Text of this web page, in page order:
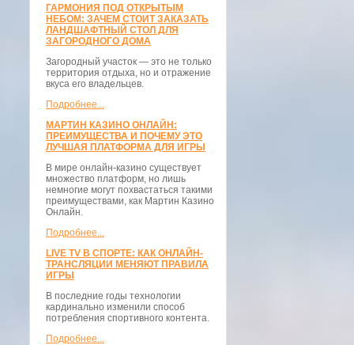
ГАРМОНИЯ ПОД ОТКРЫТЫМ
НЕБОМ: ЗАЧЕМ СТОИТ ЗАКАЗАТЬ
ЛАНДШАФТНЫЙ СТОЛ ДЛЯ
ЗАГОРОДНОГО ДОМА
Загородный участок — это не только
территория отдыха, но и отражение
вкуса его владельцев.
Подробнее...
МАРТИН КАЗИНО ОНЛАЙН:
ПРЕИМУЩЕСТВА И ПОЧЕМУ ЭТО
ЛУЧШАЯ ПЛАТФОРМА ДЛЯ ИГРЫ
В мире онлайн-казино существует
множество платформ, но лишь
немногие могут похвастаться такими
преимуществами, как Мартин Казино
Онлайн.
Подробнее...
LIVE TV В СПОРТЕ: КАК ОНЛАЙН-
ТРАНСЛЯЦИИ МЕНЯЮТ ПРАВИЛА
ИГРЫ
В последние годы технологии
кардинально изменили способ
потребления спортивного контента.
Подробнее...